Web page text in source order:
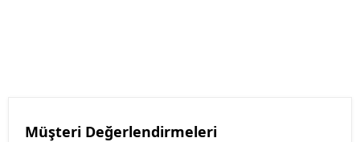
Müşteri Değerlendirmeleri